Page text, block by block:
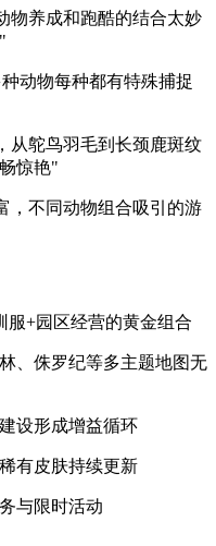
物养成和跑酷的结合太妙
动物每种都有特殊捕捉
从鸵鸟羽毛到长颈鹿斑纹
惊艳"
，不同动物组合吸引的游
服+园区经营的黄金组合
、侏罗纪等多主题地图无
设形成增益循环
有皮肤持续更新
与限时活动